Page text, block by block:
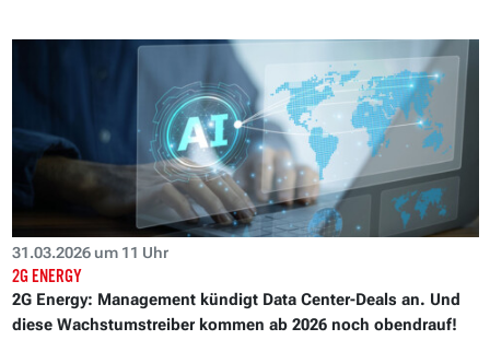
31.03.2026 um 11 Uhr
2G ENERGY
2G Energy: Management kündigt Data Center-Deals an. Und
diese Wachstumstreiber kommen ab 2026 noch obendrauf!